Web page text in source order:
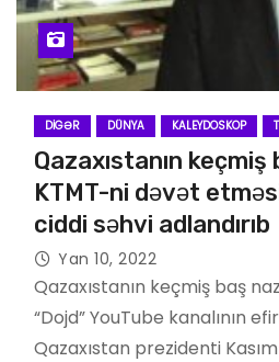
DIGƏR DÜNYA KALEYDOSKOP
Qazaxıstanın keçmiş
KTMT-ni dəvət
ciddi səhvi adlandırıb
Yan 10, 2022
Qazaxıstanın keçmiş baş
“Dojd” YouTube kanalının
Qazaxıstan prezidenti